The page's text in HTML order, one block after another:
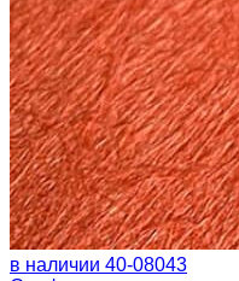
в наличии 40-08043